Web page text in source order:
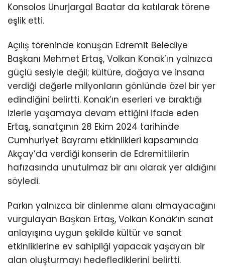
Konsolos Unurjargal Baatar da katılarak törene
eşlik etti.
Açılış töreninde konuşan Edremit Belediye
Başkanı Mehmet Ertaş, Volkan Konak’ın yalnızca
güçlü sesiyle değil; kültüre, doğaya ve insana
verdiği değerle milyonların gönlünde özel bir yer
edindiğini belirtti. Konak’ın eserleri ve bıraktığı
izlerle yaşamaya devam ettiğini ifade eden
Ertaş, sanatçının 28 Ekim 2024 tarihinde
Cumhuriyet Bayramı etkinlikleri kapsamında
Akçay’da verdiği konserin de Edremitlilerin
hafızasında unutulmaz bir anı olarak yer aldığını
söyledi.
Parkın yalnızca bir dinlenme alanı olmayacağını
vurgulayan Başkan Ertaş, Volkan Konak’ın sanat
anlayışına uygun şekilde kültür ve sanat
etkinliklerine ev sahipliği yapacak yaşayan bir
alan oluşturmayı hedeflediklerini belirtti.